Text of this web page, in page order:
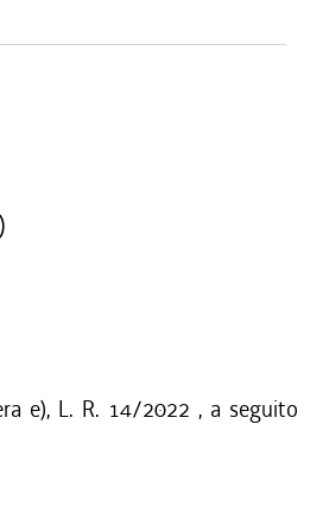
e), L. R. 14/2022 , a seguito